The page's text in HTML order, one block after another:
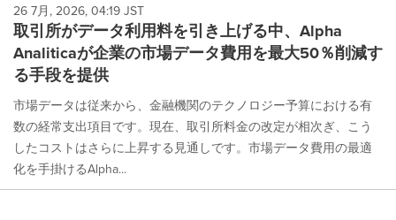
26 7月, 2026, 04:19 JST
取引所がデータ利用料を引き上げる中、Alpha
Analiticaが企業の市場データ費用を最大50％削減す
る手段を提供
市場データは従来から、金融機関のテクノロジー予算における有
数の経常支出項目です。現在、取引所料金の改定が相次ぎ、こう
したコストはさらに上昇する見通しです。市場データ費用の最適
化を手掛けるAlpha...